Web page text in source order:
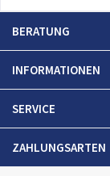
BERATUNG
INFORMATIONEN
SERVICE
ZAHLUNGSARTEN